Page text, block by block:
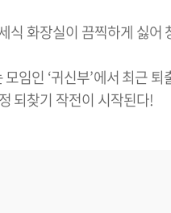
화장실이 끔찍하게 싫
임인 ‘귀신부’에서 최근
되찾기 작전이 시작된다!